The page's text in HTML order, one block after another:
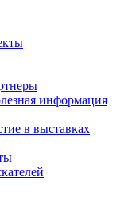
информация
в выставках